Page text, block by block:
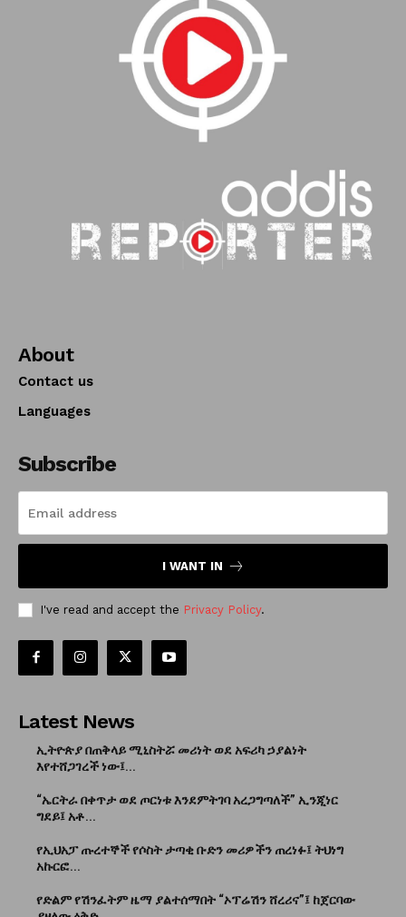
About
Contact us
Languages
Subscribe
I WANT IN
I've read and accept the Privacy Policy.
Latest News
ኢትዮጵያ በጠቅላይ ሚኒስትሯ መሪነት ወደ አፍሪካ ኃያልነት
እየተሸጋገረች ነው፤...
“ኤርትራ በቀጥታ ወደ ጦርነቱ እንደምትገባ አረጋግጣለች” ኢንጂነር
ግደይ፤ አቶ...
የኢህአፓ ጡረተኞች የሶስት ታጣቂ ቡድን መሪዎችን ጠረነፉ፤ ትህነግ
አኩርፎ...
የድልም የሽንፈትም ዜማ ያልተሰማበት “ኦፕሬሽን ሸረሪና”፤ ከጀርባው